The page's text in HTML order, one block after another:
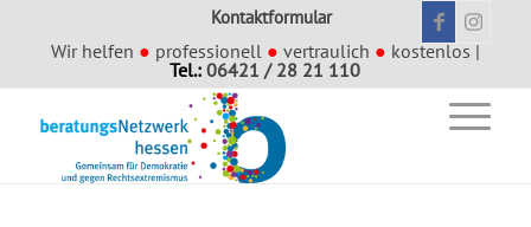
Kontaktformular
Wir helfen ● professionell ● vertraulich ● kostenlos |
Tel.:06421 / 28 21 110